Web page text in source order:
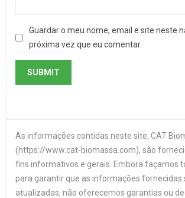
Guardar o meu nome, email e site neste
próxima vez que eu comentar.
As informações contidas neste site, CAT
(https://www.cat-biomassa.com), são
fins informativos e gerais. Embora façamos
para garantir que as informações fornecidas
atualizadas, não oferecemos garantias ou